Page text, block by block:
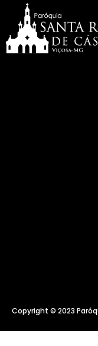
Copyright © 2023